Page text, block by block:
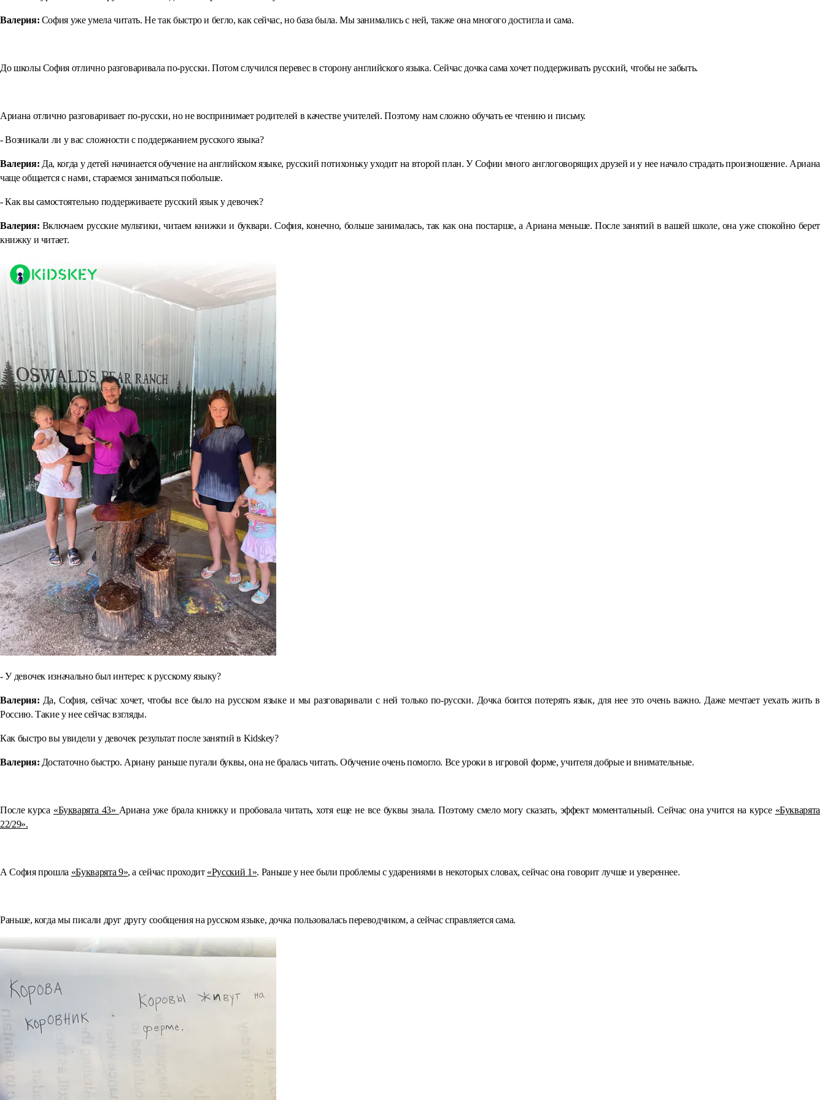
Валерия: София уже умела читать. Не так быстро и бегло, как сейчас, но база была. Мы занимались с ней, также она многого достигла и сама.
До школы София отлично разговаривала по-русски. Потом случился перевес в сторону английского языка. Сейчас дочка сама хочет поддерживать русский, чтобы не забыть.
Ариана отлично разговаривает по-русски, но не воспринимает родителей в качестве учителей. Поэтому нам сложно обучать ее чтению и письму.
- Возникали ли у вас сложности с поддержанием русского языка?
Валерия: Да, когда у детей начинается обучение на английском языке, русский потихоньку уходит на второй план. У Софии много англоговорящих друзей и у нее начало страдать произношение. Ариана
чаще общается с нами, стараемся заниматься побольше.
- Как вы самостоятельно поддерживаете русский язык у девочек?
Валерия: Включаем русские мультики, читаем книжки и буквари. София, конечно, больше занималась, так как она постарше, а Ариана меньше. После занятий в вашей школе, она уже спокойно берет
книжку и читает.
- У девочек изначально был интерес к русскому языку?
Валерия: Да, София, сейчас хочет, чтобы все было на русском языке и мы разговаривали с ней только по-русски. Дочка боится потерять язык, для нее это очень важно. Даже мечтает уехать жить в
Россию. Такие у нее сейчас взгляды.
Как быстро вы увидели у девочек результат после занятий в Kidskey?
Валерия: Достаточно быстро. Ариану раньше пугали буквы, она не бралась читать. Обучение очень помогло. Все уроки в игровой форме, учителя добрые и внимательные.
После курса «Букварята 43» Ариана уже брала книжку и пробовала читать, хотя еще не все буквы знала. Поэтому смело могу сказать, эффект моментальный. Сейчас она учится на курсе «Букварята
22/29».
А София прошла «Букварята 9», а сейчас проходит «Русский 1». Раньше у нее были проблемы с ударениями в некоторых словах, сейчас она говорит лучше и увереннее.
Раньше, когда мы писали друг другу сообщения на русском языке, дочка пользовалась переводчиком, а сейчас справляется сама.